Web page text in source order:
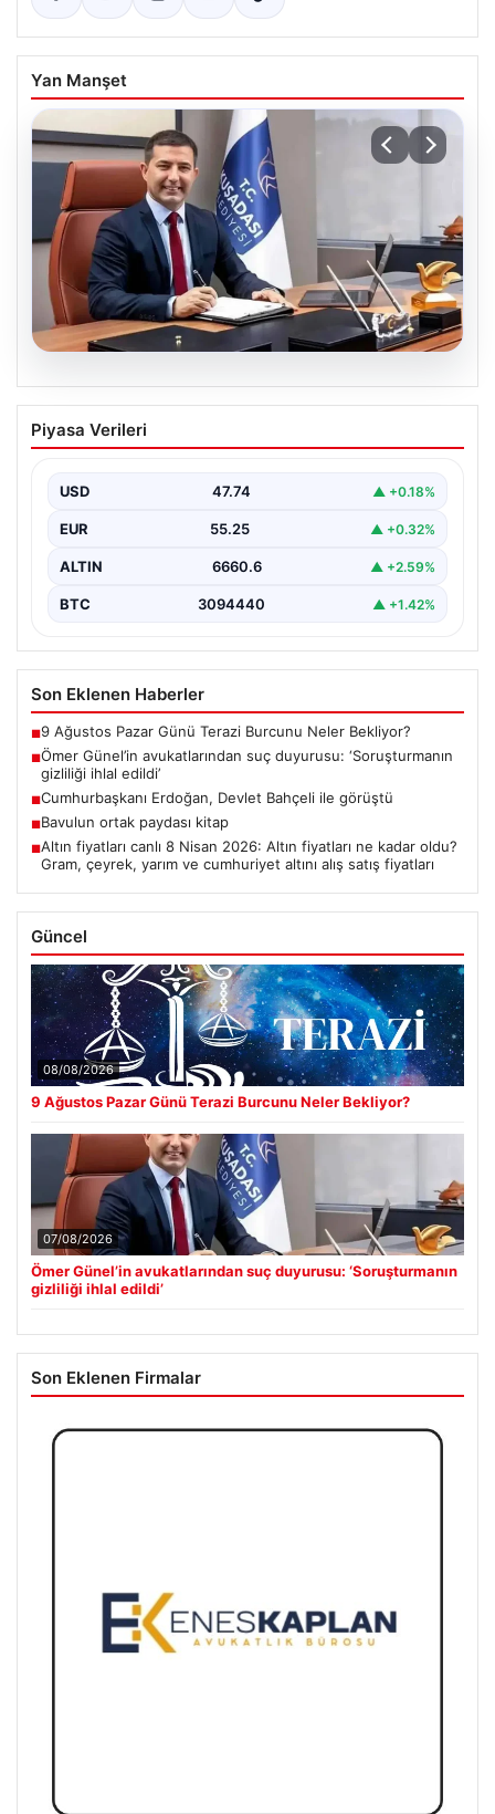
Yan Manşet
07.08.2026
Ömer Günel’in avukatlarından suç
duyurusu: ‘Soruşturmanın gizliliği ihlal
Piyasa Verileri
USD 47.74 ▲ +0.18%
EUR 55.25 ▲ +0.32%
ALTIN 6660.6 ▲ +2.59%
BTC 3094440 ▲ +1.42%
Son Eklenen Haberler
■9 Ağustos Pazar Günü Terazi Burcunu Neler Bekliyor?
■Ömer Günel’in avukatlarından suç duyurusu: ‘Soruşturmanın
gizliliği ihlal edildi’
■Cumhurbaşkanı Erdoğan, Devlet Bahçeli ile görüştü
■Bavulun ortak paydası kitap
■Altın fiyatları canlı 8 Nisan 2026: Altın fiyatları ne kadar oldu?
Gram, çeyrek, yarım ve cumhuriyet altını alış satış fiyatları
Güncel
08/08/2026
9 Ağustos Pazar Günü Terazi Burcunu Neler Bekliyor?
07/08/2026
Ömer Günel’in avukatlarından suç duyurusu: ‘Soruşturmanın
gizliliği ihlal edildi’
Son Eklenen Firmalar